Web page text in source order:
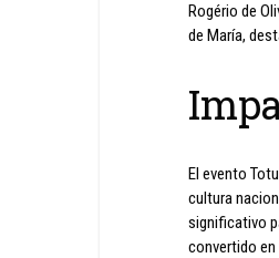
Rogério de
de María,
El evento
cultura
significativo
convertido